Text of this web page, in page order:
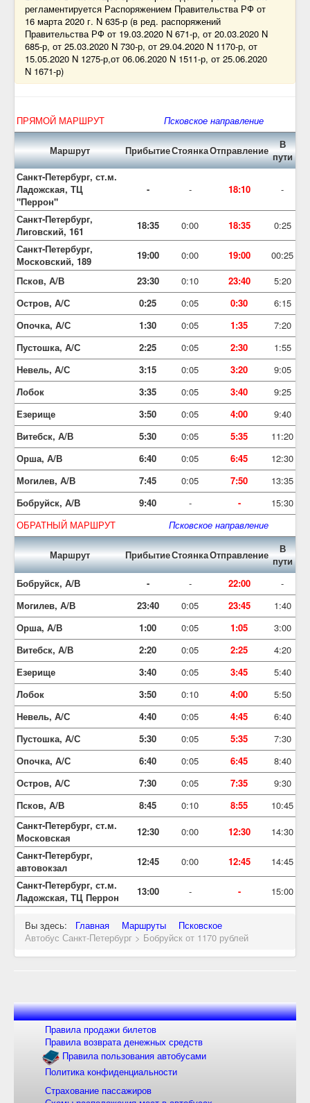
регламентируется Распоряжением Правительства РФ от
16 марта 2020 г. N 635-р (в ред. распоряжений
Правительства РФ от 19.03.2020 N 671-р, от 20.03.2020 N
685-р, от 25.03.2020 N 730-р, от 29.04.2020 N 1170-р, от
15.05.2020 N 1275-р,от 06.06.2020 N 1511-р, от 25.06.2020
N 1671-р)
ПРЯМОЙ МАРШРУТ Псковское направление
Маршрут ПрибытиеСтоянкаОтправление
В
пути
Санкт-Петербург, ст.м.
Ладожская, ТЦ
"Перрон"
- - 18:10 -
Санкт-Петербург,
Лиговский, 161
18:35 0:00 18:35
0:25
Санкт-Петербург,
Московский, 189
19:00 0:00 19:00
00:25
Псков, А/В
23:30 0:10 23:40
5:20
Остров, А/С
0:25 0:05 0:30
6:15
Опочка, А/С
1:30 0:05 1:35
7:20
Пустошка, А/С
2:25 0:05 2:30
1:55
Невель, А/С
3:15 0:05 3:20
9:05
Лобок
3:35 0:05 3:40
9:25
Езерище
3:50 0:05 4:00
9:40
Витебск, А/В
5:30 0:05 5:35
11:20
Орша, А/В
6:40 0:05 6:45
12:30
Могилев, А/В
7:45 0:05 7:50
13:35
Бобруйск, А/В
9:40 - -
15:30
ОБРАТНЫЙ МАРШРУТ
Псковское направление
Маршрут ПрибытиеСтоянкаОтправление
В
пути
Бобруйск, А/В
- - 22:00
-
Могилев, А/В
23:40 0:05 23:45
1:40
Орша, А/В
1:00 0:05 1:05
3:00
Витебск, А/В
2:20 0:05 2:25
4:20
Езерище
3:40 0:05 3:45
5:40
Лобок
3:50 0:10 4:00
5:50
Невель, А/С
4:40 0:05 4:45
6:40
Пустошка, А/С
5:30 0:05 5:35
7:30
Опочка, А/С
6:40 0:05 6:45
8:40
Остров, А/С
7:30 0:05 7:35
9:30
Псков, А/В
8:45 0:10 8:55
10:45
Санкт-Петербург, ст.м.
Московская
12:30 0:00 12:30
14:30
Санкт-Петербург,
автовокзал
12:45 0:00 12:45
14:45
Санкт-Петербург, ст.м.
Ладожская, ТЦ Перрон
13:00 - - 15:00
Вы здесь: Главная Маршруты
Псковское
Автобус Санкт-Петербург > Бобруйск от 1170 рублей
Правила продажи билетов
Правила возврата денежных средств
Правила пользования автобусами
Политика конфиденциальности
Страхование пассажиров